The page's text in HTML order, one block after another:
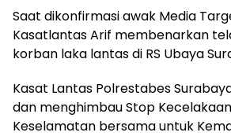
Saat dikonfirmasi awak Media
Kasatlantas Arif membenarkan
korban laka lantas di RS Ubaya
Kasat Lantas Polrestabes
dan menghimbau Stop
Keselamatan bersama untuk